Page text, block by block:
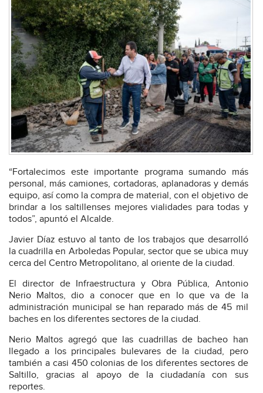
“Fortalecimos este importante programa sumando más
personal, más camiones, cortadoras, aplanadoras y demás
equipo, así como la compra de material, con el objetivo de
brindar a los saltillenses mejores vialidades para todas y
todos”, apuntó el Alcalde.
Javier Díaz estuvo al tanto de los trabajos que desarrolló
la cuadrilla en Arboledas Popular, sector que se ubica muy
cerca del Centro Metropolitano, al oriente de la ciudad.
El director de Infraestructura y Obra Pública, Antonio
Nerio Maltos, dio a conocer que en lo que va de la
administración municipal se han reparado más de 45 mil
baches en los diferentes sectores de la ciudad.
Nerio Maltos agregó que las cuadrillas de bacheo han
llegado a los principales bulevares de la ciudad, pero
también a casi 450 colonias de los diferentes sectores de
Saltillo, gracias al apoyo de la ciudadanía con sus
reportes.